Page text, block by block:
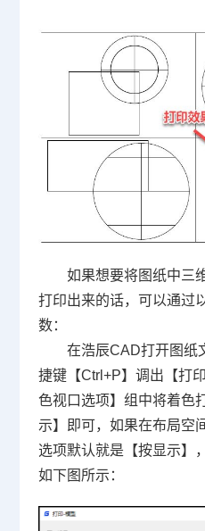
如果想要将图纸中三
打印出来的话，可以通过
数：
在浩辰CAD打开图纸
捷键【Ctrl+P】调出【打
色视口选项】组中将着色
示】即可，如果在布局空
选项默认就是【按显示】
如下图所示：